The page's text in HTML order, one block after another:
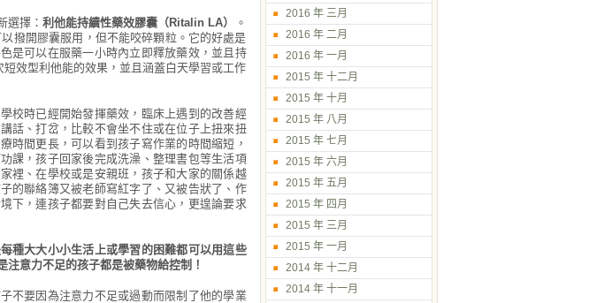
選擇：利他能持續性藥效膠囊（Ritalin LA）
。
撥開膠囊服用，但不能咬碎顆粒。它的好處是
是可以在服藥一小時內立即釋放藥效，並且持
效型利他能的效果，並且涵蓋白天學習或工作
校時已經開始發揮藥效，臨床上遇到的改善經
話、打岔，比較不會坐不住或在位子上扭來扭
時間更長，可以看到孩子寫作業的時間縮短，
課，孩子回家後完成洗澡、整理書包等生活項
裡、在學校或是安親班，孩子和大家的關係越
的聯絡簿又被老師寫紅字了、又被告狀了、作
下，連孩子都要對自己失去信心，更遑論要求
種大大小小生活上或學習的困難都可以用這些
注意力不足的孩子都是被藥物給控制！
不要因為注意力不足或過動而限制了他的學業
2016 年 三月
2016 年 二月
2016 年 一月
2015 年 十二月
2015 年 十月
2015 年 八月
2015 年 七月
2015 年 六月
2015 年 五月
2015 年 四月
2015 年 三月
2015 年 一月
2014 年 十二月
2014 年 十一月